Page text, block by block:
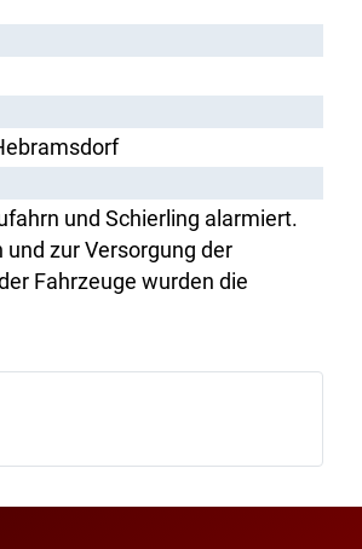
und Schierling alarmiert.
zur Versorgung der
Fahrzeuge wurden die